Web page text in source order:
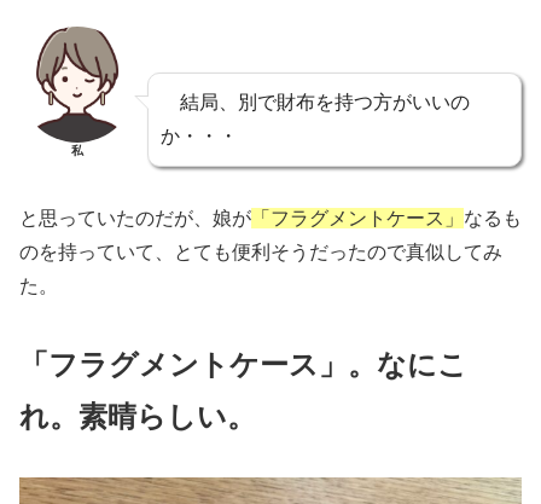
私
結局、別で財布を持つ方がいいの
か・・・
と思っていたのだが、娘が 「フラグメントケース」 なるも
のを持っていて、とても便利そうだったので真似してみ
た。
「フラグメントケース」。なにこ
れ。素晴らしい。